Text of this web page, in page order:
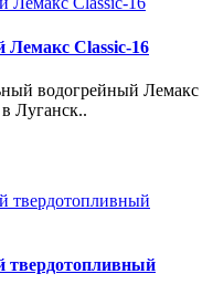
Лемакс Classic-16
водогрейный Лемакс
Луганск..
твердотопливный